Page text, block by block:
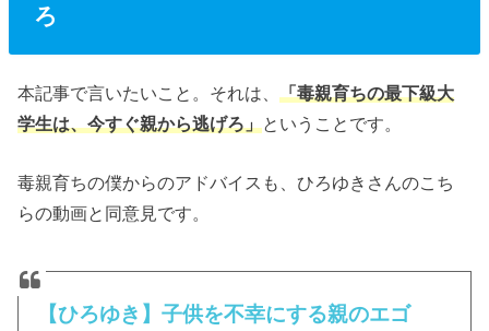
ろ
本記事で言いたいこと。それは、
「毒親育ちの最下級大
学生は、今すぐ親から逃げろ」
ということです。
毒親育ちの僕からのアドバイスも、ひろゆきさんのこち
らの動画と同意見です。
【ひろゆき】子供を不幸にする親のエゴ